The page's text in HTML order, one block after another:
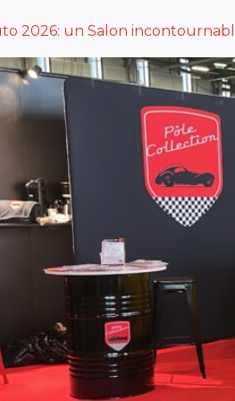
2026: un Salon